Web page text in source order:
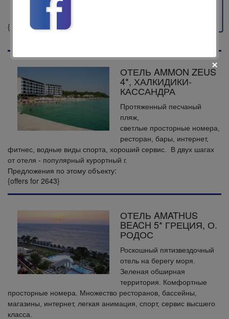
{offers for 2645}
ОТЕЛЬ AMMON ZEUS
4*, ХАЛКИДИКИ-
КАССАНДРА
Протяженный песчаный
пляж,
светлые просторные номера,
ресторан, бары, интернет,
фитнес, водные виды спорта, хороший сервис. В двух шагах
от отеля - популярный курортный г.
Предложения по этому объекту:
{offers for 2643}
ОТЕЛЬ AMATHUS
BEACH 5* ГРЕЦИЯ, О.
РОДОС
Роскошный пятизвездочный
отель на берегу моря.
Зеленая обширная
территория. Комфортные
просторные номера. Множество ресторанов, бассейны,
магазины, интернет, легкая анимация, спорт, сервис высшего
класса.
fii prietenul nostru pe facebook
Află primul cele mai noi oferte